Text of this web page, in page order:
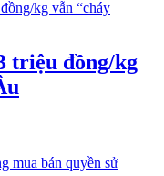
triệu đồng/kg